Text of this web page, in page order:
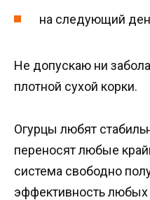
на следующий
Не допускаю ни
плотной сухой корки.
Огурцы любят
переносят любые
система свободно
эффективность любых